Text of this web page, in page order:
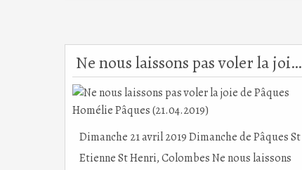
Ne nous laissons pas voler la joie de Pâques Homélie Pâques (21.04.2019)
Dimanche 21 avril 2019 Dimanche de Pâques St
Etienne St Henri, Colombes Ne nous laissons